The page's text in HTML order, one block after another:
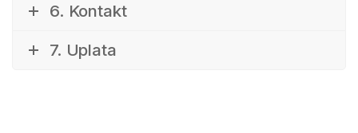
6. Kontakt
7. Uplata